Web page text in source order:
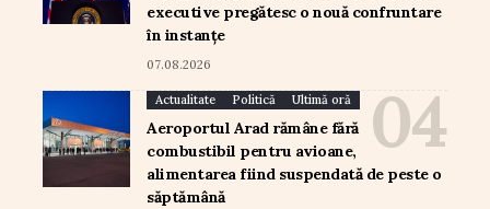
executive pregătesc o nouă confruntare
în instanțe
07.08.2026
Actualitate Politică Ultimă oră
Aeroportul Arad rămâne fără
combustibil pentru avioane,
alimentarea fiind suspendată de peste o
săptămână